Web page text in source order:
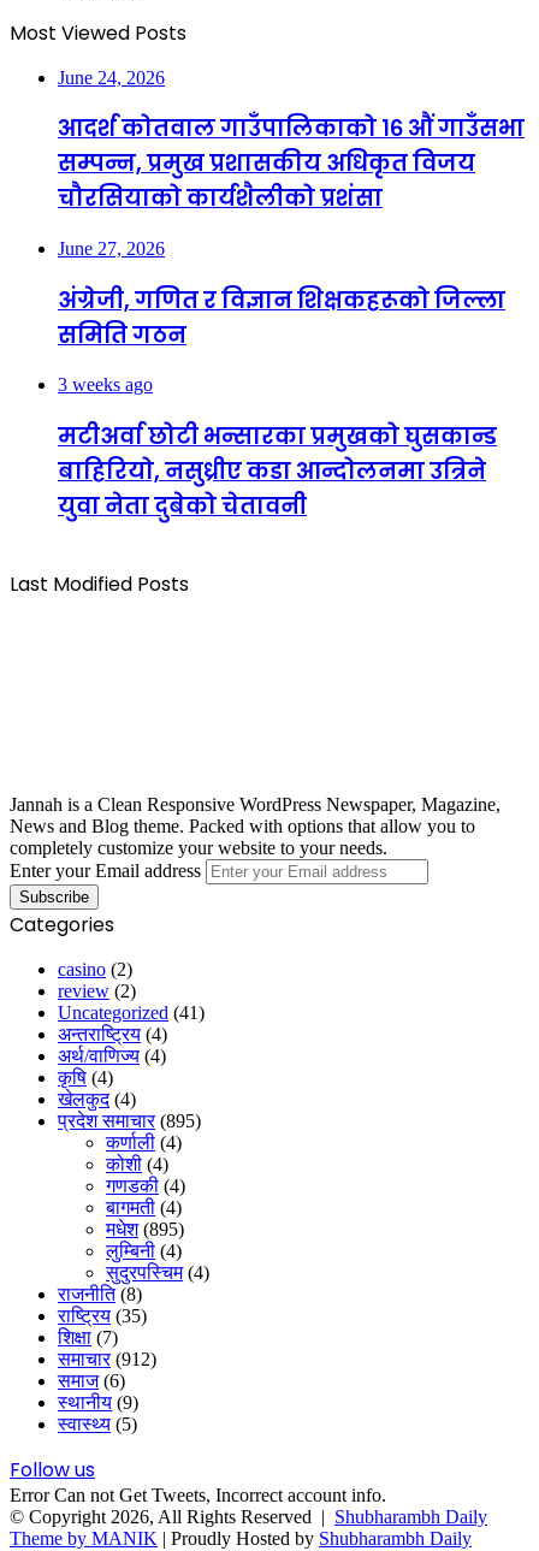
Most Viewed Posts
June 24, 2026
आदर्श कोतवाल गाउँपालिकाको १६ औं गाउँसभा
सम्पन्न, प्रमुख प्रशासकीय अधिकृत विजय
चौरसियाको कार्यशैलीको प्रशंसा
June 27, 2026
अंग्रेजी, गणित र विज्ञान शिक्षकहरूको जिल्ला
समिति गठन
3 weeks ago
मटीअर्वा छोटी भन्सारका प्रमुखको घुसकान्ड
बाहिरियो, नसुध्रीए कडा आन्दोलनमा उत्रिने
युवा नेता दुबेको चेतावनी
Last Modified Posts
Jannah is a Clean Responsive WordPress Newspaper, Magazine,
News and Blog theme. Packed with options that allow you to
completely customize your website to your needs.
Enter your Email address
Categories
casino (2)
review (2)
Uncategorized (41)
अन्तराष्ट्रिय (4)
अर्थ/वाणिज्य (4)
कृषि (4)
खेलकुद(4)
प्रदेश समाचार(895)
कर्णाली (4)
कोशी (4)
गणडकी (4)
बागमती (4)
मधेश(895)
लुम्बिनी (4)
सुदुरपस्चिम(4)
राजनीति(8)
राष्ट्रिय (35)
शिक्षा (7)
समाचार(912)
समाज(6)
स्थानीय (9)
स्वास्थ्य (5)
Follow us
Error Can not Get Tweets, Incorrect account info.
© Copyright 2026, All Rights Reserved | Shubharambh Daily
Theme by MANIK | Proudly Hosted by Shubharambh Daily